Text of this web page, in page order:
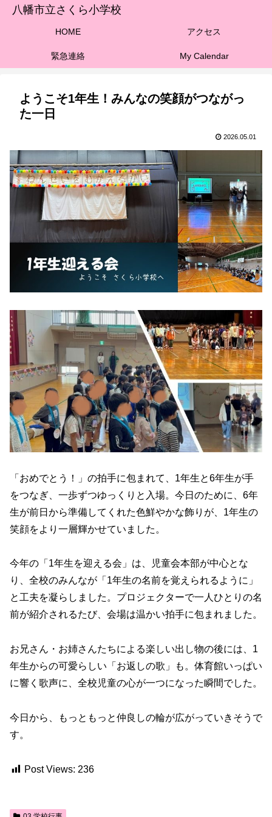
八幡市立さくら小学校
HOME アクセス
緊急連絡 My Calendar
ようこそ1年生！みんなの笑顔がつながっ
た一日
2026.05.01
「おめでとう！」の拍手に包まれて、1年生と6年生が手
をつなぎ、一歩ずつゆっくりと入場。今日のために、6年
生が前日から準備してくれた色鮮やかな飾りが、1年生の
笑顔をより一層輝かせていました。
今年の「1年生を迎える会」は、児童会本部が中心とな
り、全校のみんなが「1年生の名前を覚えられるように」
と工夫を凝らしました。プロジェクターで一人ひとりの名
前が紹介されるたび、会場は温かい拍手に包まれました。
お兄さん・お姉さんたちによる楽しい出し物の後には、1
年生からの可愛らしい「お返しの歌」も。体育館いっぱい
に響く歌声に、全校児童の心が一つになった瞬間でした。
今日から、もっともっと仲良しの輪が広がっていきそうで
す。
Post Views: 236